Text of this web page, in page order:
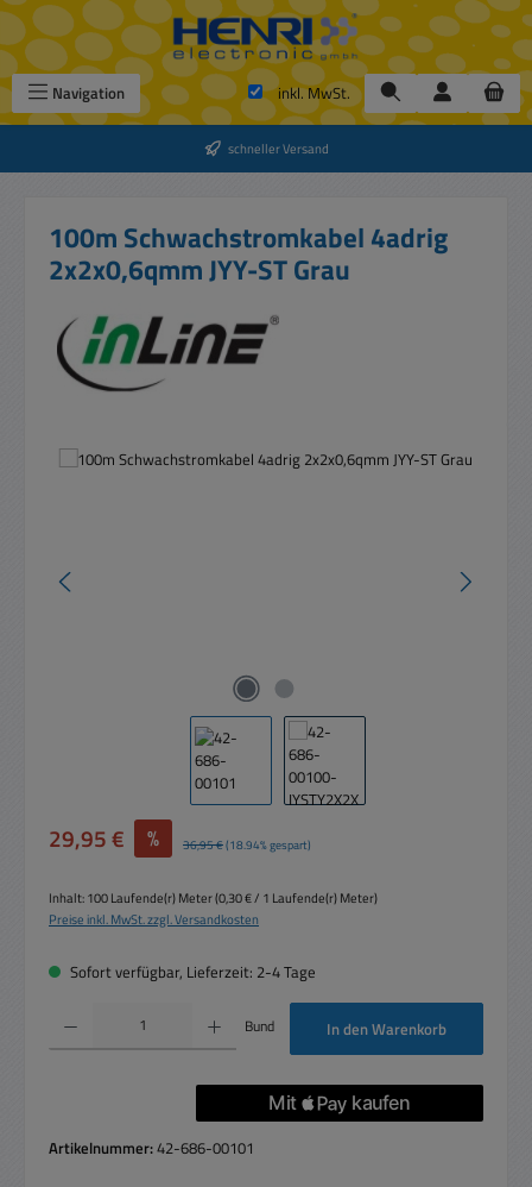
Zum Hauptinhalt springen
Navigation inkl. MwSt.
schneller Versand
100m Schwachstromkabel 4adrig
2x2x0,6qmm JYY-ST Grau
Bildergalerie überspringen
Verkaufspreis:
29,95 € % Regulärer Preis:
36,95 €(18.94% gespart)
Inhalt:100 Laufende(r) Meter(0,30 € / 1 Laufende(r) Meter)
Preise inkl. MwSt. zzgl. Versandkosten
Sofort verfügbar, Lieferzeit: 2-4 Tage
Produkt Anzahl: Gib den gewünschten Wert ein oder benutze die Schaltflächen um
Bund In den Warenkorb
Artikelnummer:42-686-00101